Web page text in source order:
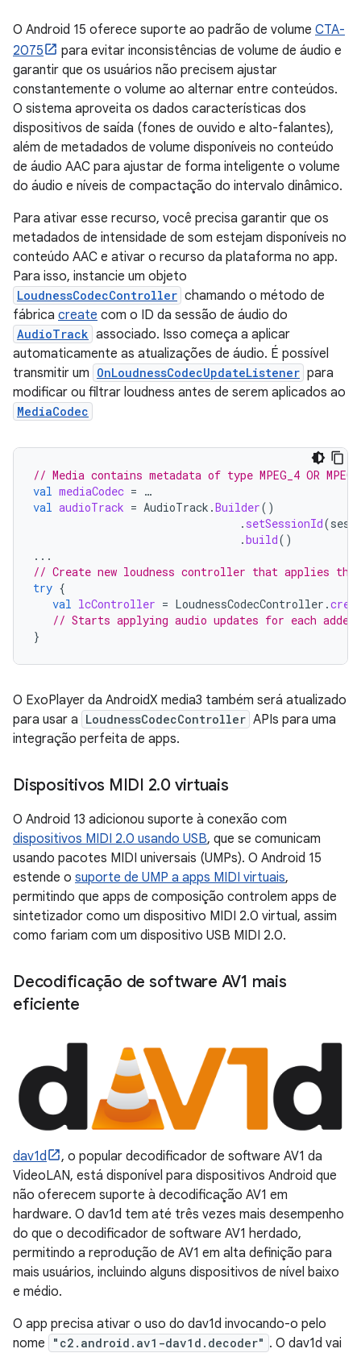
O Android 15 oferece suporte ao padrão de volume CTA-
2075
para evitar inconsistências de volume de áudio e
garantir que os usuários não precisem ajustar
constantemente o volume ao alternar entre conteúdos.
O sistema aproveita os dados características dos
dispositivos de saída (fones de ouvido e alto-falantes),
além de metadados de volume disponíveis no conteúdo
de áudio AAC para ajustar de forma inteligente o volume
do áudio e níveis de compactação do intervalo dinâmico.
Para ativar esse recurso, você precisa garantir que os
metadados de intensidade de som estejam disponíveis no
conteúdo AAC e ativar o recurso da plataforma no app.
Para isso, instancie um objeto
LoudnessCodecController chamando o método de
fábrica create com o ID da sessão de áudio do
AudioTrack associado. Isso começa a aplicar
automaticamente as atualizações de áudio. É possível
transmitir um OnLoudnessCodecUpdateListener para
modificar ou filtrar loudness antes de serem aplicados ao
MediaCodec
// Media contains metadata of type MPEG_4 OR
val mediaCodec = …
val audioTrack = AudioTrack .Builder()
. setSessionId(
.build()
...
// Create new loudness controller that applies the
try {
val lcController = LoudnessCodecController .
// Starts applying audio updates for each added
}
O ExoPlayer da AndroidX media3 também será atualizado
para usar a LoudnessCodecController APIs para uma
integração perfeita de apps.
Dispositivos MIDI 2.0 virtuais
O Android 13 adicionou suporte à conexão com
dispositivos MIDI 2.0 usando USB, que se comunicam
usando pacotes MIDI universais (UMPs). O Android 15
estende o suporte de UMP a apps MIDI virtuais,
permitindo que apps de composição controlem apps de
sintetizador como um dispositivo MIDI 2.0 virtual, assim
como fariam com um dispositivo USB MIDI 2.0.
Decodificação de software AV1 mais
eficiente
dav1d
, o popular decodificador de software AV1 da
VideoLAN, está disponível para dispositivos Android que
não oferecem suporte à decodificação AV1 em
hardware. O dav1d tem até três vezes mais desempenho
do que o decodificador de software AV1 herdado,
permitindo a reprodução de AV1 em alta definição para
mais usuários, incluindo alguns dispositivos de nível baixo
e médio.
O app precisa ativar o uso do dav1d invocando-o pelo
nome
"c2.android.av1-dav1d.decoder" . O dav1d vai